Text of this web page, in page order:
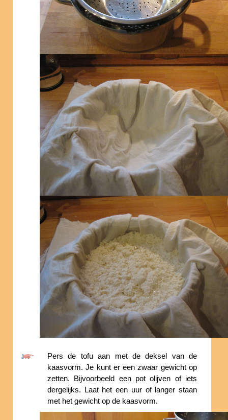
Pers de tofu aan met de deksel van de
kaasvorm. Je kunt er een zwaar gewicht op
zetten. Bijvoorbeeld een pot olijven of iets
dergelijks. Laat het een uur of langer staan
met het gewicht op de kaasvorm.